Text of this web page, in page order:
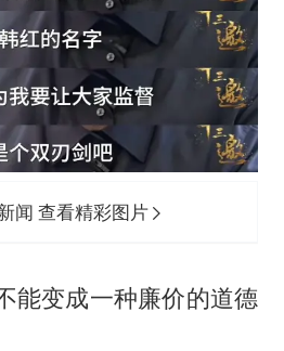
闻 查看精彩图片
能变成一种廉价的道德